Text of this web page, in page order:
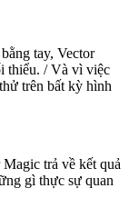
tay, Vector
thiểu. / Và vì việc
trên bất kỳ hình
trả về kết quả
gì thực sự quan